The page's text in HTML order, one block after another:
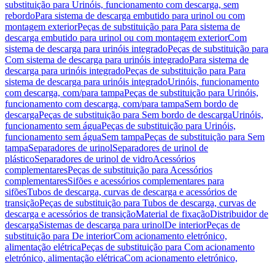
substituição para Urinóis, funcionamento com descarga, sem
rebordoPara sistema de descarga embutido para urinol ou com
montagem exteriorPeças de substituição para Para sistema de
descarga embutido para urinol ou com montagem exteriorCom
sistema de descarga para urinóis integradoPeças de substituição para
Com sistema de descarga para urinóis integradoPara sistema de
descarga para urinóis integradoPeças de substituição para Para
sistema de descarga para urinóis integradoUrinóis, funcionamento
com descarga, com/para tampaPeças de substituição para Urinóis,
funcionamento com descarga, com/para tampaSem bordo de
descargaPeças de substituição para Sem bordo de descargaUrinóis,
funcionamento sem águaPeças de substituição para Urinóis,
funcionamento sem águaSem tampaPeças de substituição para Sem
tampaSeparadores de urinolSeparadores de urinol de
plásticoSeparadores de urinol de vidroAcessórios
complementaresPeças de substituição para Acessórios
complementaresSifões e acessórios complementares para
sifõesTubos de descarga, curvas de descarga e acessórios de
transiçãoPeças de substituição para Tubos de descarga, curvas de
descarga e acessórios de transiçãoMaterial de fixaçãoDistribuidor de
descargaSistemas de descarga para urinolDe interiorPeças de
substituição para De interiorCom acionamento eletrónico,
alimentação elétricaPeças de substituição para Com acionamento
eletrónico, alimentação elétricaCom acionamento eletrónico,